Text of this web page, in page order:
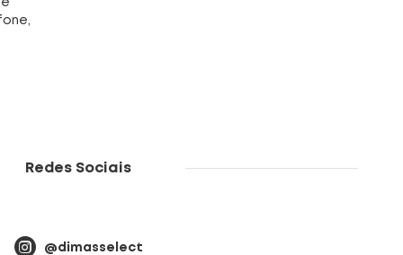
Redes Sociais
@dimasselect